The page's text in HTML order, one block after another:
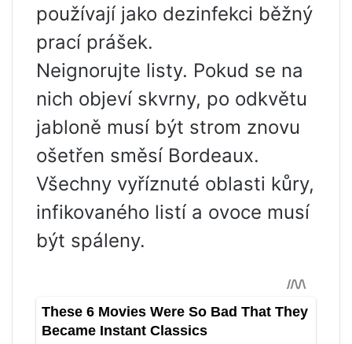
používají jako dezinfekci běžný
prací prášek.
Neignorujte listy. Pokud se na
nich objeví skvrny, po odkvětu
jabloně musí být strom znovu
ošetřen směsí Bordeaux.
Všechny vyříznuté oblasti kůry,
infikovaného listí a ovoce musí
být spáleny.